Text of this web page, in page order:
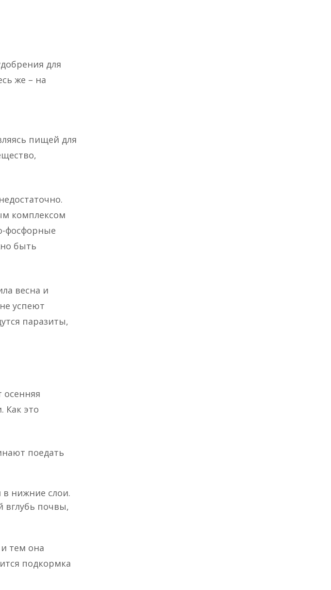
для
же – на
пищей для
комплексом
фосфорные
быть
весна и
успеют
паразиты,
осенняя
Как это
поедать
в нижние слои.
вглубь почвы,
тем она
подкормка